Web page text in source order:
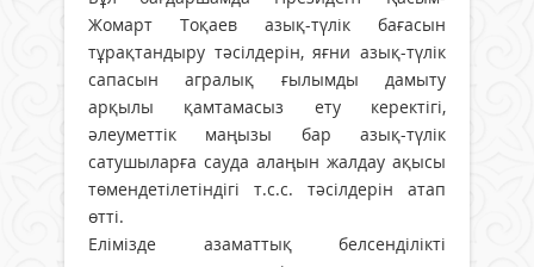
Жомарт Тоқаев азық-түлік бағасын
тұрақтандыру тәсілдерін, яғни азық-түлік
сапасын агралық ғылымды дамыту
арқылы қамтамасыз ету керектігі,
әлеуметтік маңызы бар азық-түлік
сатушыларға сауда алаңын жалдау ақысы
төмендетілетіндігі т.с.с. тәсілдерін атап
өтті.
Елімізде азаматтық белсенділікті